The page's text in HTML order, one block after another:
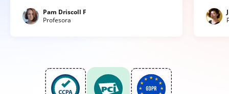
Pam Driscoll F
Profesora